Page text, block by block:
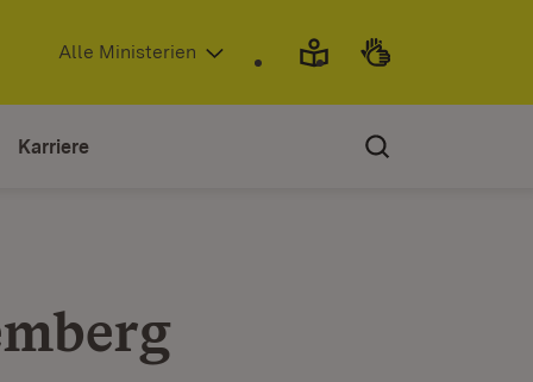
(Öffnet in neuem Fenster)
Alle Ministerien
Karriere